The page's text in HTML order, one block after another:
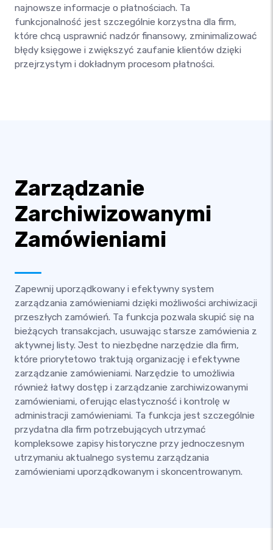
najnowsze informacje o płatnościach. Ta
funkcjonalność jest szczególnie korzystna dla firm,
które chcą usprawnić nadzór finansowy, zminimalizować
błędy księgowe i zwiększyć zaufanie klientów dzięki
przejrzystym i dokładnym procesom płatności.
Zarządzanie
Zarchiwizowanymi
Zamówieniami
Zapewnij uporządkowany i efektywny system
zarządzania zamówieniami dzięki możliwości archiwizacji
przeszłych zamówień. Ta funkcja pozwala skupić się na
bieżących transakcjach, usuwając starsze zamówienia z
aktywnej listy. Jest to niezbędne narzędzie dla firm,
które priorytetowo traktują organizację i efektywne
zarządzanie zamówieniami. Narzędzie to umożliwia
również łatwy dostęp i zarządzanie zarchiwizowanymi
zamówieniami, oferując elastyczność i kontrolę w
administracji zamówieniami. Ta funkcja jest szczególnie
przydatna dla firm potrzebujących utrzymać
kompleksowe zapisy historyczne przy jednoczesnym
utrzymaniu aktualnego systemu zarządzania
zamówieniami uporządkowanym i skoncentrowanym.